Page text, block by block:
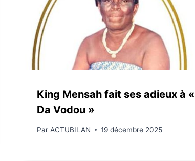
King Mensah fait ses adieux à «
Da Vodou »
Par ACTUBILAN 19 décembre 2025